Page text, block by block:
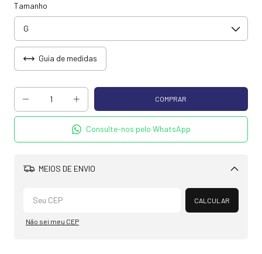
Tamanho
Guia de medidas
Consulte-nos pelo WhatsApp
MEIOS DE ENVIO
Alterar CEP
CALCULAR
Não sei meu CEP